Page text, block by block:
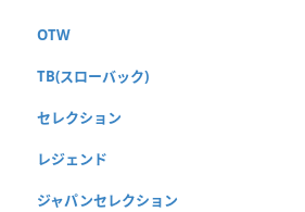
OTW
TB(スローバック)
セレクション
レジェンド
ジャパンセレクション